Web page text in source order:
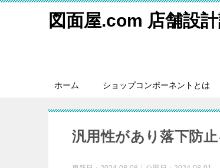
図面屋.com 店舗設
ホーム ショップコンポーネントとは
汎用性があり落下防